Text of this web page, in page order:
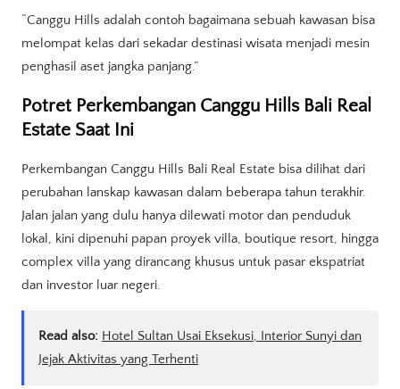
“Canggu Hills adalah contoh bagaimana sebuah kawasan bisa
melompat kelas dari sekadar destinasi wisata menjadi mesin
penghasil aset jangka panjang.”
Potret Perkembangan Canggu Hills Bali Real
Estate Saat Ini
Perkembangan Canggu Hills Bali Real Estate bisa dilihat dari
perubahan lanskap kawasan dalam beberapa tahun terakhir.
Jalan jalan yang dulu hanya dilewati motor dan penduduk
lokal, kini dipenuhi papan proyek villa, boutique resort, hingga
complex villa yang dirancang khusus untuk pasar ekspatriat
dan investor luar negeri.
Read also: Hotel Sultan Usai Eksekusi, Interior Sunyi dan
Jejak Aktivitas yang Terhenti